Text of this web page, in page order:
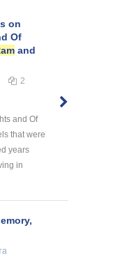
on
Of
and
2
and Of
that were
years
in